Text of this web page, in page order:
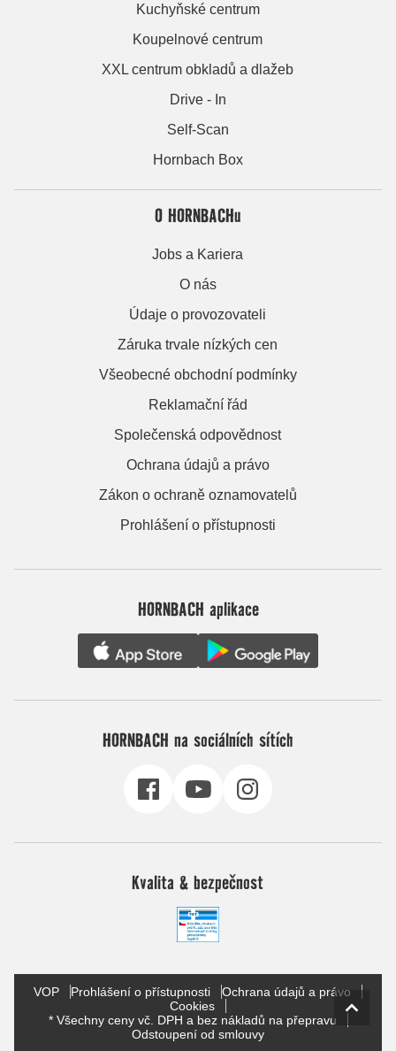
Kuchyňské centrum
Koupelnové centrum
XXL centrum obkladů a dlažeb
Drive - In
Self-Scan
Hornbach Box
O HORNBACHu
Jobs a Kariera
O nás
Údaje o provozovateli
Záruka trvale nízkých cen
Všeobecné obchodní podmínky
Reklamační řád
Společenská odpovědnost
Ochrana údajů a právo
Zákon o ochraně oznamovatelů
Prohlášení o přístupnosti
HORNBACH aplikace
HORNBACH na sociálních sítích
Kvalita & bezpečnost
VOP Prohlášení o přístupnosti
Ochrana údajů a právo
Cookies
* Všechny ceny vč. DPH a bez nákladů na přepravu
Odstoupení od smlouvy